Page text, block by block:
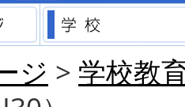
市のホームページ
ジ > 学校教